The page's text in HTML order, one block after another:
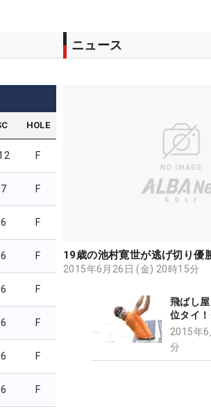
HOLE
F
F
F
F
F
F
F
F
ニュース
19歳の池村寛世が逃げ切り優
2015年6月26日 (金) 20時15分
飛ばし
位タイ
へ好位置
2015年
分